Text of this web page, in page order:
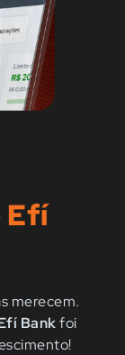
Efí
merecem.
Bankfoi